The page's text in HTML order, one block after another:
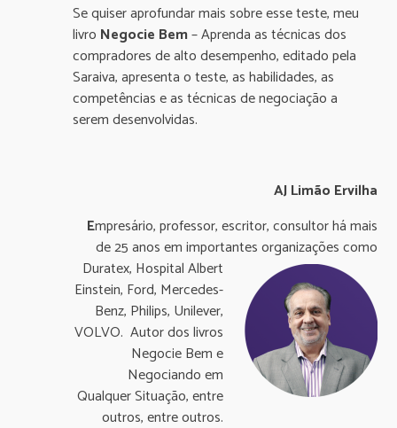
Se quiser aprofundar mais sobre esse teste, meu
livro Negocie Bem– Aprenda as técnicas dos
compradores de alto desempenho, editado pela
Saraiva, apresenta o teste, as habilidades, as
competências e as técnicas de negociação a
serem desenvolvidas.
AJ Limão Ervilha
Empresário, professor, escritor, consultor há mais
de 25 anos em importantes organizações como
Duratex, HospitalAlbert
Einstein, Ford, Mercedes-
Benz, Philips, Unilever,
VOLVO. Autor dos livros
Negocie Bem e
Negociando em
Qualquer Situação, entre
outros, entre outros.